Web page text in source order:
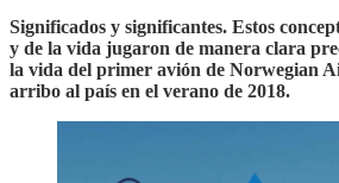
Significados y significantes. Estos
y de la vida jugaron de manera clara
la vida del primer avión de Norwegian
arribo al país en el verano de 2018.